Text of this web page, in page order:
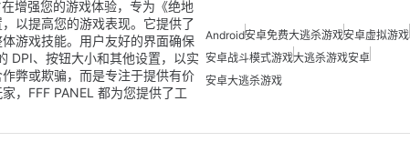
增强您的游戏体验，专为《绝地
以提高您的游戏表现。它提供了
游戏技能。用户友好的界面确保
DPI、按钮大小和其他设置，以实
弊或欺骗，而是专注于提供有价
，FFF PANEL 都为您提供了工
Android安卓免费大逃杀游戏安卓虚拟游戏
安卓战斗模式游戏大逃杀游戏安卓
安卓大逃杀游戏